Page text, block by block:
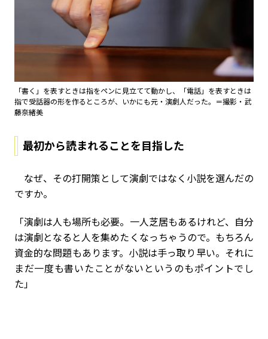
「書く」を表すときは指をペンに見立てて動かし、「電話」を表すときは
指で受話器の形を作るところが、いかにも元・演劇人だった。＝撮影・武
藤奈緒美
最初から読まれることを目指した
なぜ、その打開策として演劇ではなく小説を選んだの
ですか。
「演劇は人も場所も必要。一人芝居もあるけれど、自分
は演劇となると人を集めたくなっちゃうので。もちろん
資金的な問題もあります。小説は手っ取り早い。それに
まだ一度も書いたことがないというのもポイントでし
た」